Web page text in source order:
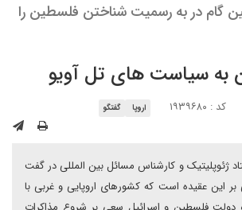
گام در به رسمیت شناختن فلسطین را
به سیاست های تل آویو
کد : ۱۹۳۹۶۸۰ اروپا گفتگو
ژئوپلیتیک و کارشناس مسائل بین المللی در گفت
بر این عقیده است که کشورهای اروپایی و غربی با